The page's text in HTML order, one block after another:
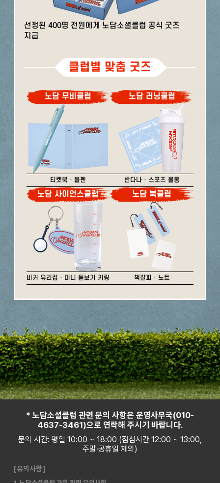
선정된 400명 전원에게 노담소셜클럽 공식 굿즈
지급
클럽별 맞춤 굿즈
노담 무비클럽
티켓북 · 볼펜
노담 러닝클럽
반다나 · 스포츠 물통
노담 사이언스클럽
비커 유리컵 · 미니 돋보기 키링
노담 북클럽
책갈피 · 노트
* 노담소셜클럽 관련 문의 사항은 운영사무국(010-
4637-3461)으로 연락해 주시기 바랍니다.
문의 시간: 평일 10:00 ~ 18:00 (점심시간 12:00 ~ 13:00,
주말·공휴일 제외)
[유의사항]